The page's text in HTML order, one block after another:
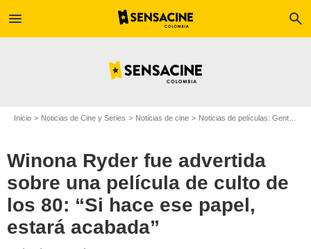
menu search
Inicio Noticias de Cine y Series Noticias de cine Noticias de películas: Gente
Winona Ryder fue advertida
sobre una película de culto de
los 80: “Si hace ese papel,
estará acabada”